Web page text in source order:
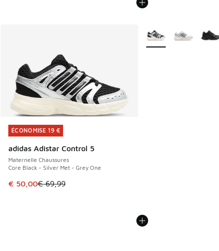
ÉCONOMISE 19 €
adidas Adistar Control 5
Maternelle Chaussures
Core Black - Silver Met - Grey One
Cet article est en promotion. Prix en baisse de € 69,99 à
€ 50,00€ 69,99
ÉCONOMISE 19 €
Plus de couleurs